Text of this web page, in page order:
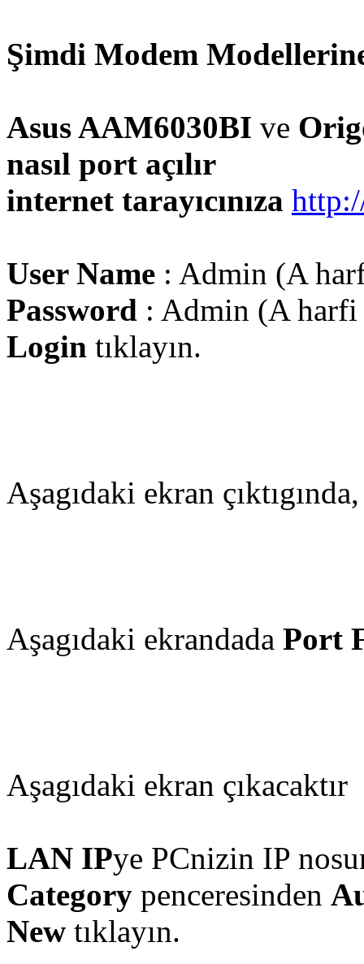
Şimdi Modem
Asus AAM6030BI ve
nasıl port açılır
internet tarayıcınıza
User Name : Admin (A
Password : Admin (A
Login tıklayın.
Aşagıdaki ekran
Aşagıdaki ekrandada Port
Aşagıdaki ekran çıkacaktır
LAN IPye PCnizin IP
Category penceresinden
New tıklayın.